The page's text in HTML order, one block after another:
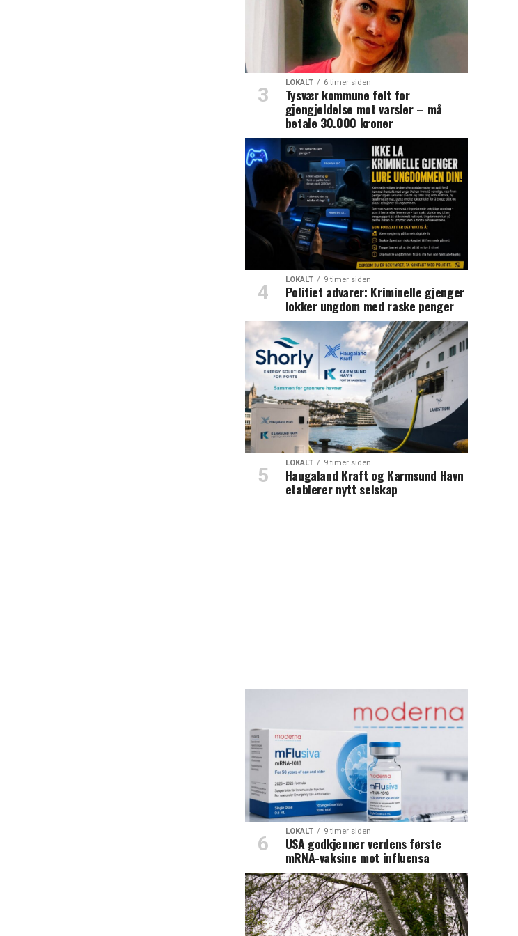
LOKALT 6 timer siden
Tysvær kommune felt for
gjengjeldelse mot varsler – må
betale 30.000 kroner
LOKALT 9 timer siden
Politiet advarer: Kriminelle gjenger
lokker ungdom med raske penger
LOKALT 9 timer siden
Haugaland Kraft og Karmsund Havn
etablerer nytt selskap
LOKALT 9 timer siden
USA godkjenner verdens første
mRNA-vaksine mot influensa